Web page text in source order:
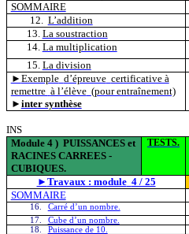
SOMMAIRE
12. L’addition
La soustraction
La multiplication
La division
► Exemple d’épreuve certificative à
remettre à l’élève (pour entraînement)
► inter synthèse
INS
Module 4 ) PUISSANCES et
RACINES CARREES -
CUBIQUES.
TESTS.
► Travaux : module 4 / 25
SOMMAIRE
16.
Carré d’un nombre.
17.
Cube d’un nombre.
18.
Puissance de 10.